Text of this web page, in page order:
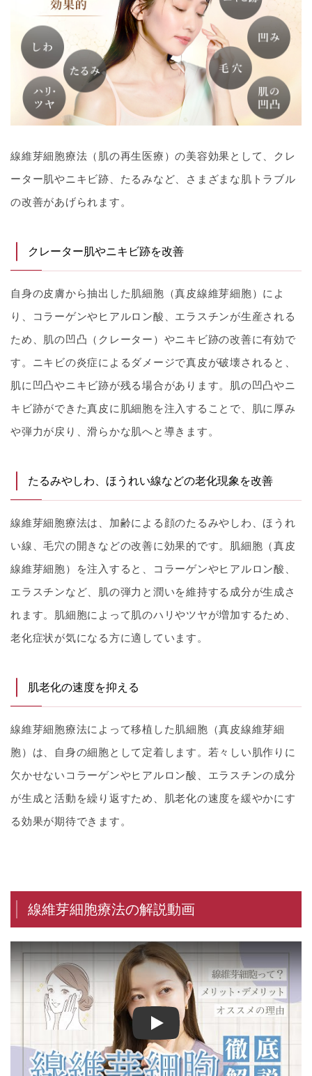
線維芽細胞療法（肌の再生医療）の美容効果として、クレ
ーター肌やニキビ跡、たるみなど、さまざまな肌トラブル
の改善があげられます。
クレーター肌やニキビ跡を改善
自身の皮膚から抽出した肌細胞（真皮線維芽細胞）によ
り、コラーゲンやヒアルロン酸、エラスチンが生産される
ため、肌の凹凸（クレーター）やニキビ跡の改善に有効で
す。ニキビの炎症によるダメージで真皮が破壊されると、
肌に凹凸やニキビ跡が残る場合があります。肌の凹凸やニ
キビ跡ができた真皮に肌細胞を注入することで、肌に厚み
や弾力が戻り、滑らかな肌へと導きます。
たるみやしわ、ほうれい線などの老化現象を改善
線維芽細胞療法は、加齢による顔のたるみやしわ、ほうれ
い線、毛穴の開きなどの改善に効果的です。肌細胞（真皮
線維芽細胞）を注入すると、コラーゲンやヒアルロン酸、
エラスチンなど、肌の弾力と潤いを維持する成分が生成さ
れます。肌細胞によって肌のハリやツヤが増加するため、
老化症状が気になる方に適しています。
肌老化の速度を抑える
線維芽細胞療法によって移植した肌細胞（真皮線維芽細
胞）は、自身の細胞として定着します。若々しい肌作りに
欠かせないコラーゲンやヒアルロン酸、エラスチンの成分
が生成と活動を繰り返すため、肌老化の速度を緩やかにす
る効果が期待できます。
線維芽細胞療法の解説動画
【究極のエイジングケア】老化の